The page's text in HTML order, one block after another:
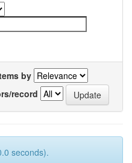
by
record
seconds).